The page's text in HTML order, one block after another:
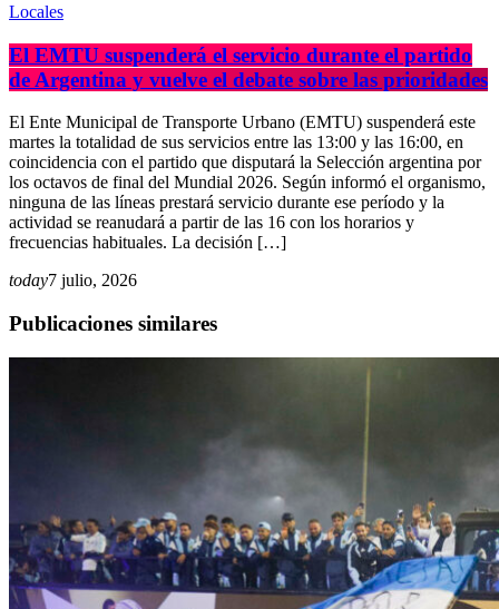
Locales
El EMTU suspenderá el servicio durante el partido
de Argentina y vuelve el debate sobre las prioridades
El Ente Municipal de Transporte Urbano (EMTU) suspenderá este
martes la totalidad de sus servicios entre las 13:00 y las 16:00, en
coincidencia con el partido que disputará la Selección argentina por
los octavos de final del Mundial 2026. Según informó el organismo,
ninguna de las líneas prestará servicio durante ese período y la
actividad se reanudará a partir de las 16 con los horarios y
frecuencias habituales. La decisión […]
today7 julio, 2026
Publicaciones similares